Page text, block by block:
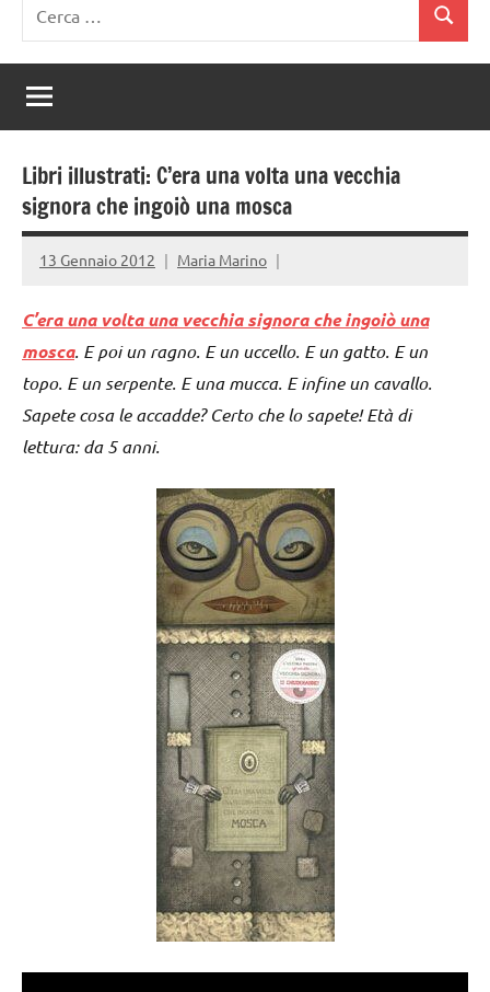
per:
Cerca
Libri illustrati: C’era una volta una vecchia
signora che ingoiò una mosca
13 Gennaio 2012 Maria Marino
C’era una volta una vecchia signora che ingoiò una
mosca. E poi un ragno. E un uccello. E un gatto. E un
topo. E un serpente. E una mucca. E infine un cavallo.
Sapete cosa le accadde? Certo che lo sapete! Età di
lettura: da 5 anni.